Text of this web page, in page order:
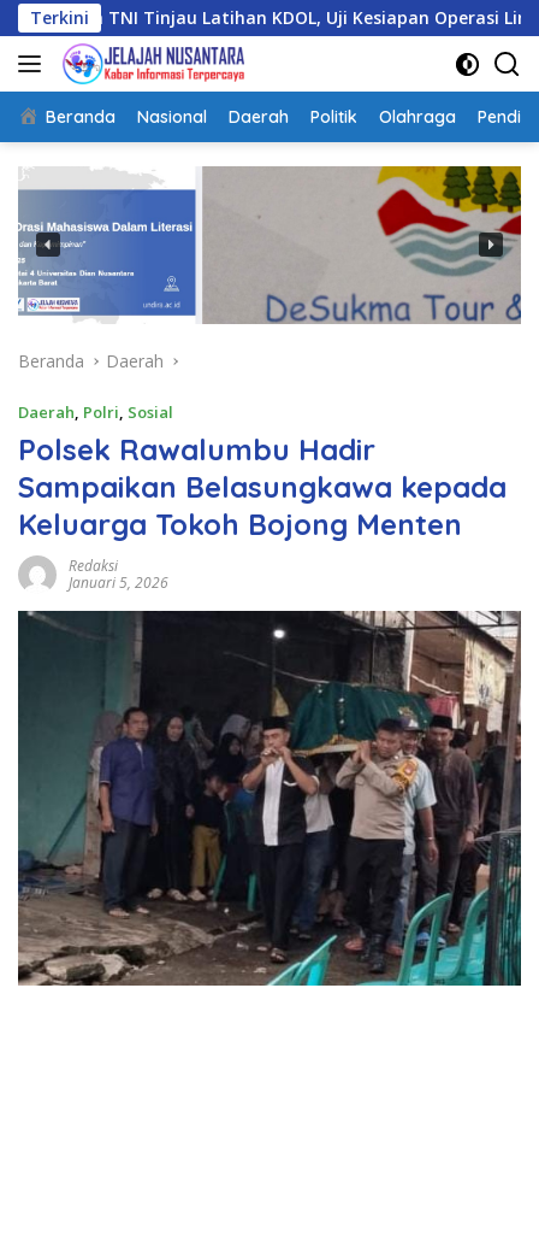
Langsung
ke
konten
Terkini
Tinjau Latihan KDOL, Uji Kesiapan Operasi Lintas Udara
Beranda Nasional Daerah Politik Olahraga
Beranda Daerah
Daerah, Polri, Sosial
Polsek Rawalumbu Hadir
Sampaikan Belasungkawa kepada
Keluarga Tokoh Bojong Menten
Redaksi
Januari 5, 2026